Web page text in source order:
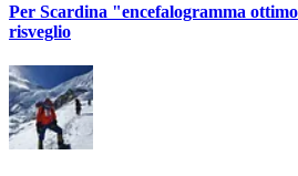
Per Scardina "encefalogramma
risveglio